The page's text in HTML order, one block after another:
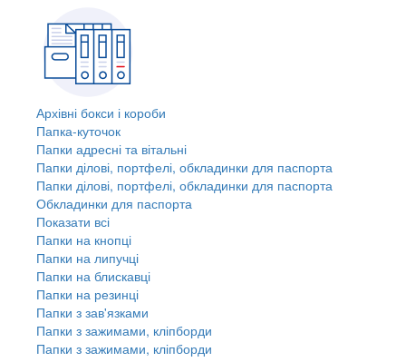
Архівні бокси і короби
Папка-куточок
Папки адресні та вітальні
Папки ділові, портфелі, обкладинки для паспорта
Папки ділові, портфелі, обкладинки для паспорта
Обкладинки для паспорта
Показати всі
Папки на кнопці
Папки на липучці
Папки на блискавці
Папки на резинці
Папки з зав'язками
Папки з зажимами, кліпборди
Папки з зажимами, кліпборди